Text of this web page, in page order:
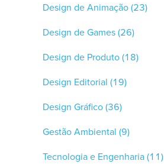
Design de Animação(23)
Design de Games(26)
Design de Produto(18)
Design Editorial (19)
Design Gráfico(36)
Gestão Ambiental (9)
Tecnologia e Engenharia(11)